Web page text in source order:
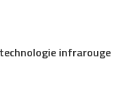
infrarouge